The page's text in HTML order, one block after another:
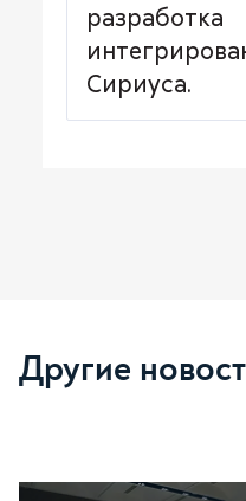
Сириуса.
Другие